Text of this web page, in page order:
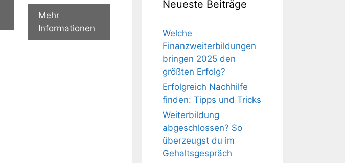
Mehr
Informationen
Neueste Beiträge
Welche
Finanzweiterbildungen
bringen 2025 den
größten Erfolg?
Erfolgreich Nachhilfe
finden: Tipps und Tricks
Weiterbildung
abgeschlossen? So
überzeugst du im
Gehaltsgespräch